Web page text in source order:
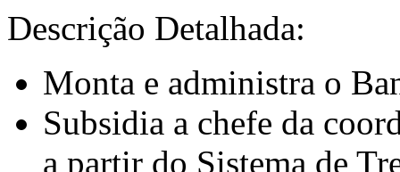
Descrição Detalhada:
Monta e administra o
Subsidia a chefe da
a partir do Sistema de